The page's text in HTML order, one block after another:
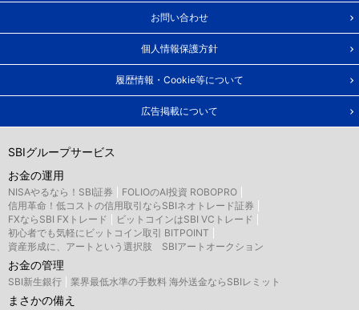
お問い合わせ
個人情報保護方針
履歴情報・Cookie等について
広告掲載について
SBIグループサービス
お金の運用
NISAやるなら！SBI証券
FOLIOのAI投資 ROBOPRO
信用革命！低コストの信用取引ならSBIネオトレード証券
FXならSBI FXトレード
ビットコインはSBI VCトレード
初心者でも気軽にビットコイン取引 BITPOINT
資産形成に、アートという選択肢 SBIアートオークション
お金の管理
SBI新生銀行 業界最低水準の手数料 海外送金ならSBIレミット
まさかの備え